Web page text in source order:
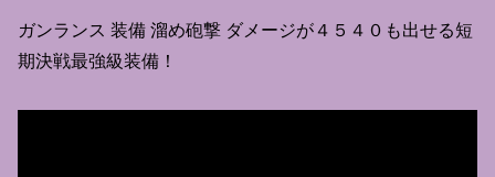
ガンランス 装備 溜め砲撃 ダメージが４５４０も出せる短
期決戦最強級装備！